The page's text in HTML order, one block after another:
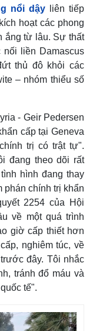
nổi dậy liên tiếp
hoạt các phong
ắng từ lâu. Sự thất
liền Damascus
thủ đô khỏi các
– nhóm thiểu số
- Geir Pedersen
cấp tại Geneva
trị có trật tự".
đang theo dõi rất
hình đang thay
phán chính trị khẩn
2254 của Hội
về một quá trình
giờ cấp thiết hơn
nghiêm túc, về
đây. Tôi nhắc
tránh đổ máu và
tế".